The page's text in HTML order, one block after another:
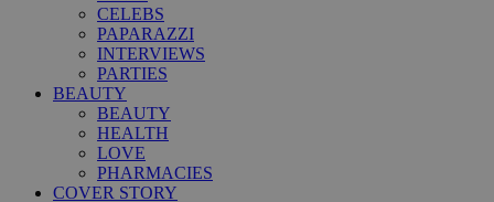
CELEBS
PAPARAZZI
INTERVIEWS
PARTIES
BEAUTY
BEAUTY
HEALTH
LOVE
PHARMACIES
COVER STORY